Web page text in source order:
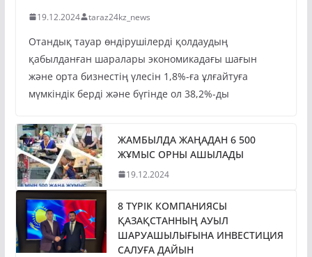
19.12.2024 taraz24kz_news
Отандық тауар өндірушілерді қолдаудың
қабылданған шаралары экономикадағы шағын
және орта бизнестің үлесін 1,8%-ға ұлғайтуға
мүмкіндік берді және бүгінде ол 38,2%-ды
ЖАМБЫЛДА ЖАҢАДАН 6 500
ЖҰМЫС ОРНЫ АШЫЛАДЫ
19.12.2024
8 ТҮРІК КОМПАНИЯСЫ
ҚАЗАҚСТАННЫҢ АУЫЛ
ШАРУАШЫЛЫҒЫНА ИНВЕСТИЦИЯ
САЛУҒА ДАЙЫН